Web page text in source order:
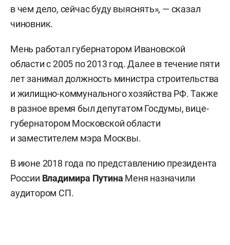
в чем дело, сейчас буду выяснять», — сказал
чиновник.
Мень работал губернатором Ивановской
области с 2005 по 2013 год. Далее в течение пяти
лет занимал должность министра строительства
и жилищно-коммунального хозяйства РФ. Также
в разное время был депутатом Госдумы, вице-
губернатором Московской области
и заместителем мэра Москвы.
В июне 2018 года по представлению президента
России Владимира Путина Меня назначили
аудитором СП.